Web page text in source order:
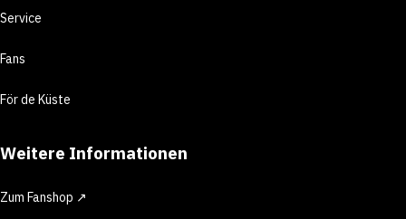
Service
Fans
För de Küste
Weitere Informationen
Zum Fanshop ↗